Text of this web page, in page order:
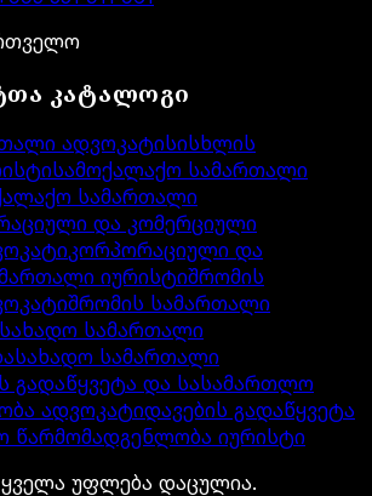
კატალოგი
ადვოკატისისხლის
სამოქალაქო სამართალი
სამართალი
და კომერციული
კორპორაციული და
იურისტიშრომის
შრომის სამართალი
სამართალი
სამართალი
გადაწყვეტა და სასამართლო
ადვოკატიდავების გადაწყვეტა
წარმომადგენლობა იურისტი
ყველა უფლება დაცულია.